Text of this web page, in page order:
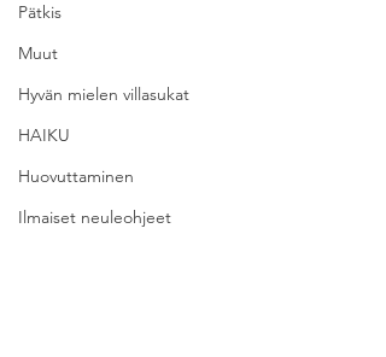
Pätkis
Muut
Hyvän mielen villasukat
HAIKU
Huovuttaminen
Ilmaiset neuleohjeet